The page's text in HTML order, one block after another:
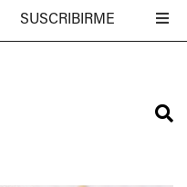
SUSCRIBIRME